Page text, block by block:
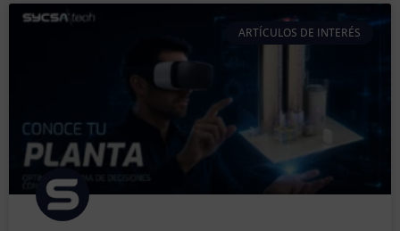
ARTÍCULOS DE INTERÉS